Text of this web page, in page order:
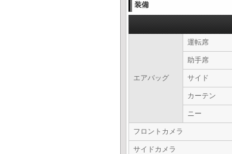
装備
エアバッグ
運転席
助手席
サイド
カーテン
ニー
フロントカメラ
サイドカメラ